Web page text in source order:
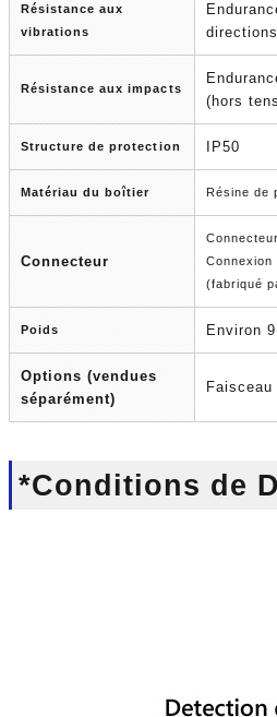
Résistance aux
vibrations
Résistance aux impacts
(hors
Structure de protection IP50
Matériau du boîtier Résine de
Connecteur
(fabriqué
Poids Environ
Options (vendues
séparément)
*Conditions de